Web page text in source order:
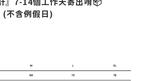
(不含例假日)